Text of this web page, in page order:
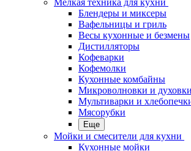
Блендеры и миксеры
Вафельницы и гриль
Весы кухонные и безмены
Дистилляторы
Кофеварки
Кофемолки
Кухонные комбайны
Микроволновки и духовки
Мультиварки и
Мясорубки
Еще
Мойки и смесители для кухни
Кухонные мойки